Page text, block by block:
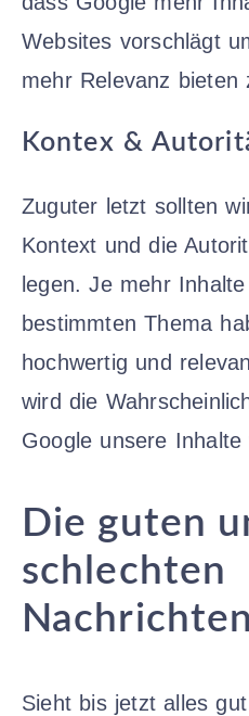
Websites vorschlägt
mehr Relevanz bieten
Kontex &
Zuguter letzt sollten
Kontext und die
legen. Je mehr
bestimmten Thema
hochwertig und
wird die
Google unsere
Die guten
schlechten
Nachrichten
Sieht bis jetzt alles